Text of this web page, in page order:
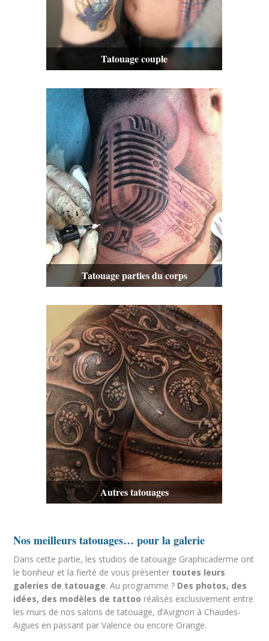
Tatouage couple
Tatouage parties du corps
Autres tatouages
Nos meilleurs tatouages… pour la galerie
Dans cette partie, les studios de tatouage Graphicaderme ont
le bonheur et la fierté de vous présenter toutes leurs
galeries de tatouage. Au programme ? Des photos, des
idées, des modèles de tattoo réalisés exclusivement entre
les murs de nos salons de tatouage, d’Avignon à Chaudes-
Aigues en passant par Valence ou encore Orange.